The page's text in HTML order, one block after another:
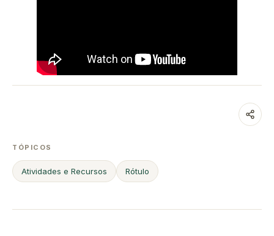
TÓPICOS
Atividades e Recursos Rótulo